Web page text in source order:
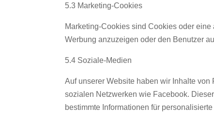
5.3 Marketing-Cookies
Marketing-Cookies sind Cookies oder
Werbung anzuzeigen oder den Benutzer
5.4 Soziale-Medien
Auf unserer Website haben wir Inhalte von
sozialen Netzwerken wie Facebook.
bestimmte Informationen für